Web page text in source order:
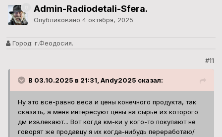
Admin-Radiodetali-Sfera.
Опубликовано 4 октября, 2025
Город: г.Феодосия.
#11
В 03.10.2025 в 21:31, Andy2025 сказал:
Ну это все-равно веса и цены конечного продукта, так
сказать, а меня интересуют цены на сырье из которого
дм извлекают... Вот когда км-ки у кого-то покупают не
говорят же продавцу я их когда-нибудь переработаю/